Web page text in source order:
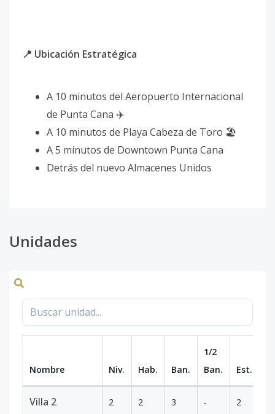
📍 Ubicación Estratégica
A 10 minutos del Aeropuerto Internacional
de Punta Cana ✈️
A 10 minutos de Playa Cabeza de Toro 🏖️
A 5 minutos de Downtown Punta Cana
Detrás del nuevo Almacenes Unidos
Unidades
Nombre Niv. Hab. Ban.
1/2
Ban.
Est.
Villa 2 2 2 3 - 2